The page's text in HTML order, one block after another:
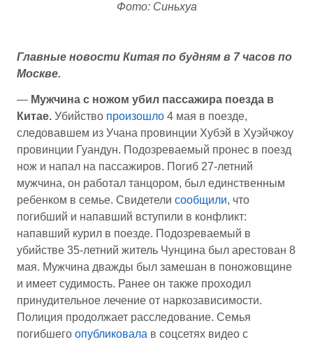
Фото: Синьхуа
Главные новости Китая по будням в 7 часов по
Москве.
— Мужчина с ножом убил пассажира поезда в
Китае. Убийство произошло 4 мая в поезде,
следовавшем из Учана провинции Хубэй в Хуэйчжоу
провинции Гуандун. Подозреваемый пронес в поезд
нож и напал на пассажиров. Погиб 27-летний
мужчина, он работал танцором, был единственным
ребенком в семье. Свидетели сообщили, что
погибший и напавший вступили в конфликт:
напавший курил в поезде. Подозреваемый в
убийстве 35-летний житель Чунцина был арестован 8
мая. Мужчина дважды был замешан в поножовщине
и имеет судимость. Ранее он также проходил
принудительное лечение от наркозависимости.
Полиция продолжает расследование. Семья
погибшего опубликовала в соцсетях видео с